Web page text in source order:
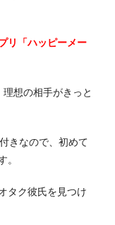
リ「ハッピーメー
理想の相手がきっと
きなので、初めて
。
タク彼氏を見つけ